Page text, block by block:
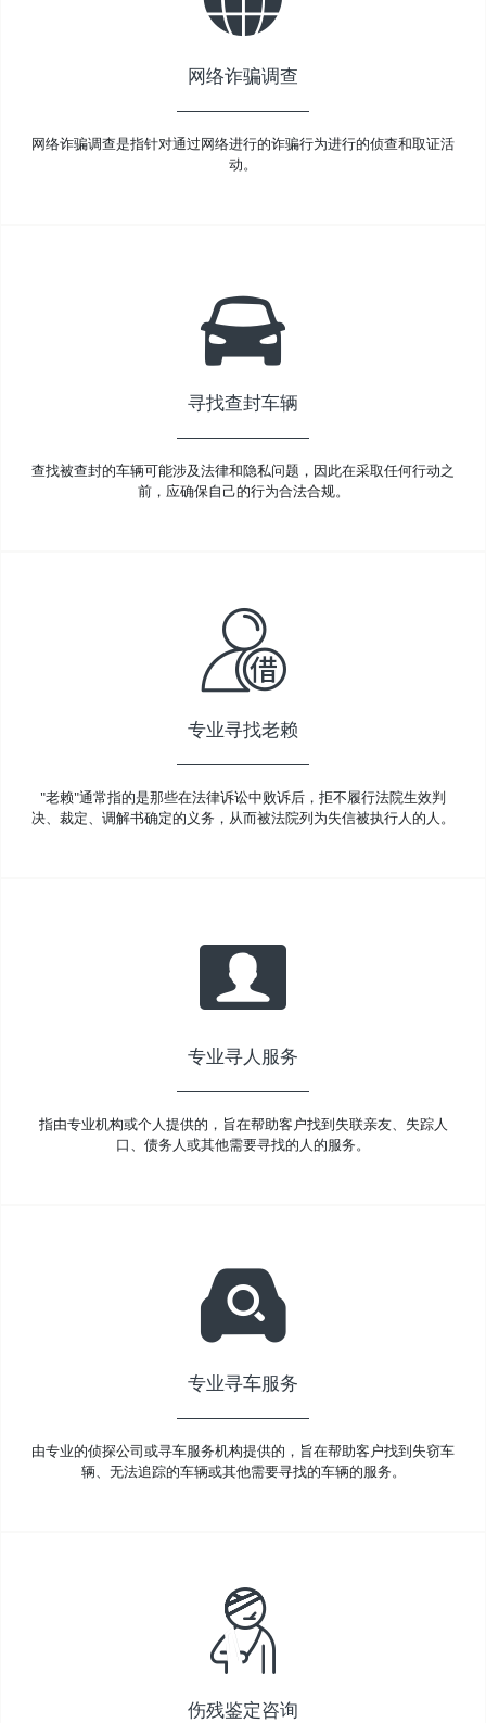
网络诈骗调查
网络诈骗调查是指针对通过网络进行的诈骗行为进行的侦查和取证活
动。
寻找查封车辆
查找被查封的车辆可能涉及法律和隐私问题，因此在采取任何行动之
前，应确保自己的行为合法合规。
专业寻找老赖
"老赖"通常指的是那些在法律诉讼中败诉后，拒不履行法院生效判
决、裁定、调解书确定的义务，从而被法院列为失信被执行人的人。
专业寻人服务
指由专业机构或个人提供的，旨在帮助客户找到失联亲友、失踪人
口、债务人或其他需要寻找的人的服务。
专业寻车服务
由专业的侦探公司或寻车服务机构提供的，旨在帮助客户找到失窃车
辆、无法追踪的车辆或其他需要寻找的车辆的服务。
伤残鉴定咨询